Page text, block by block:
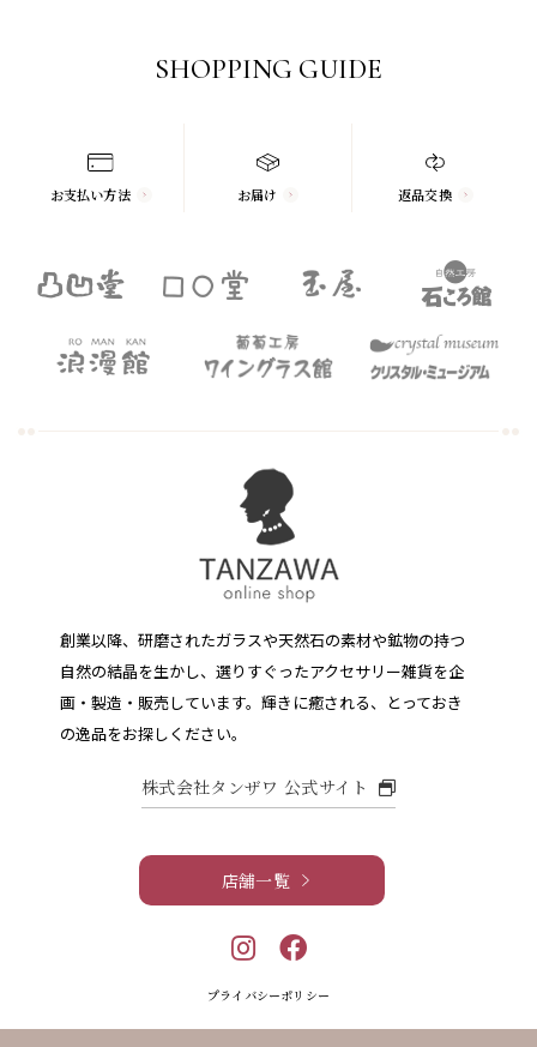
SHOPPING GUIDE
お支払い方法 お届け 返品交換
創業以降、研磨されたガラスや天然石の素材や鉱物の持つ
自然の結晶を生かし、選りすぐったアクセサリー雑貨を企
画・製造・販売しています。 輝きに癒される、とっておき
の逸品をお探しください。
株式会社タンザワ 公式サイト
店舗一覧
プライバシーポリシー